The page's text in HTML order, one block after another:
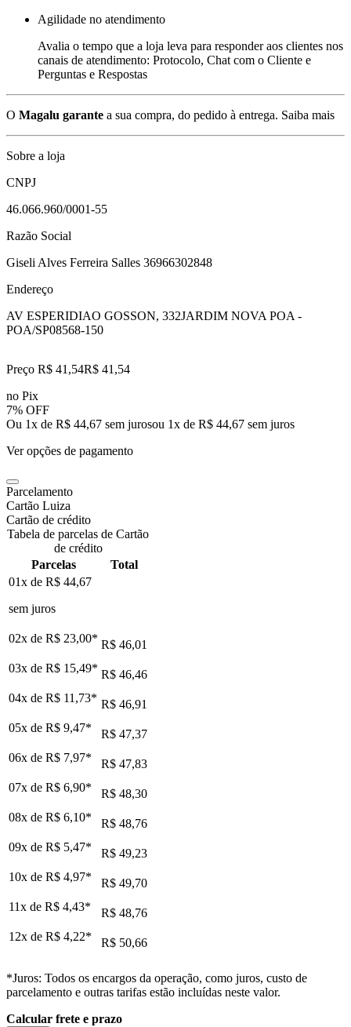
Agilidade no atendimento
Avalia o tempo que a loja leva para responder aos clientes nos
canais de atendimento: Protocolo, Chat com o Cliente e
Perguntas e Respostas
O Magalu garante a sua compra, do pedido à entrega. Saiba mais
Sobre a loja
CNPJ
46.066.960/0001-55
Razão Social
Giseli Alves Ferreira Salles 36966302848
Endereço
AV ESPERIDIAO GOSSON, 332JARDIM NOVA POA -
POA/SP08568-150
Preço R$ 41,54R$ 41 ,54
no Pix
7% OFF
Ou 1x de R$ 44,67 sem jurosou 1x de R$ 44,67 sem juros
Ver opções de pagamento
Parcelamento
Cartão Luiza
Cartão de crédito
Tabela de parcelas de Cartão
de crédito
Parcelas
Total
01x de R$ 44,67
sem juros
02x de R$ 23,00* R$ 46,01
03x de R$ 15,49* R$ 46,46
04x de R$ 11,73* R$ 46,91
05x de R$ 9,47*
R$ 47,37
06x de R$ 7,97*
R$ 47,83
07x de R$ 6,90*
R$ 48,30
08x de R$ 6,10*
R$ 48,76
09x de R$ 5,47*
R$ 49,23
10x de R$ 4,97*
R$ 49,70
11x de R$ 4,43*
R$ 48,76
12x de R$ 4,22* R$ 50,66
*Juros: Todos os encargos da operação, como juros, custo de
parcelamento e outras tarifas estão incluídas neste valor.
Calcular frete e prazo